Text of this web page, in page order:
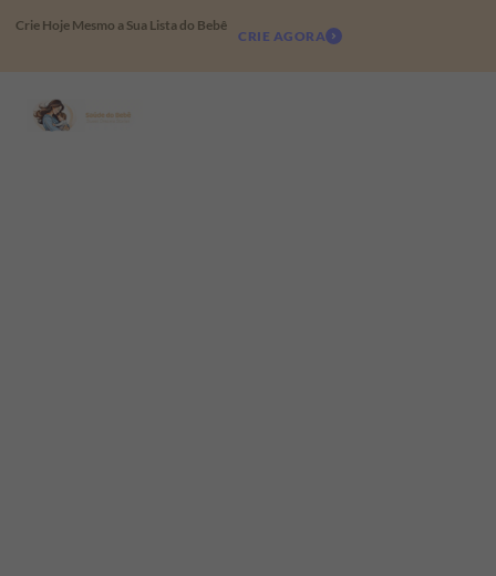
Crie Hoje Mesmo a Sua Lista do Bebê
CRIE AGORA